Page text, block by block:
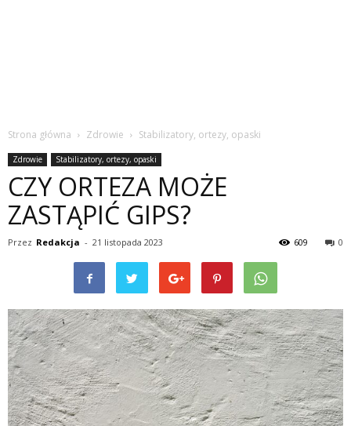
Strona główna Zdrowie Stabilizatory, ortezy, opaski
Zdrowie Stabilizatory, ortezy, opaski
CZY ORTEZA MOŻE
ZASTĄPIĆ GIPS?
Przez Redakcja - 21 listopada 2023 0
609